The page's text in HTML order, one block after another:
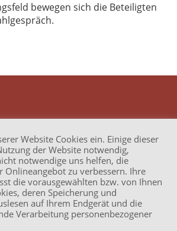
bewegen sich die Beteiligten
13
Main
32 62 740
Website Cookies ein. Einige dieser
der Website notwendig,
notwendige uns helfen, die
Onlineangebot zu verbessern. Ihre
die vorausgewählten bzw. von Ihnen
deren Speicherung und
auf Ihrem Endgerät und die
Verarbeitung personenbezogener